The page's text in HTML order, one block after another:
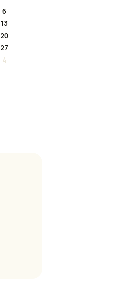
6
13
20
27
4